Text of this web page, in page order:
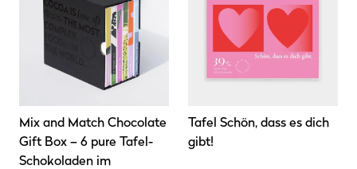
Mix and Match Chocolate
Gift Box – 6 pure Tafel-
Schokoladen im
Tafel Schön, dass es dich
gibt!